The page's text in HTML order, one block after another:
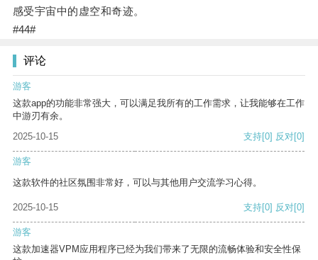
感受宇宙中的虚空和奇迹。
#44#
评论
游客
这款app的功能非常强大，可以满足我所有的工作需求，让我能够在工作
中游刃有余。
2025-10-15
支持[0] 反对[0]
游客
这款软件的社区氛围非常好，可以与其他用户交流学习心得。
2025-10-15 支持[0] 反对[0]
游客
这款加速器VPM应用程序已经为我们带来了无限的流畅体验和安全性保